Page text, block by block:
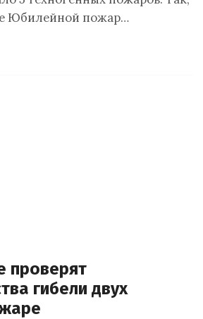
Юбилейной пожар…
проверят
гибели двух